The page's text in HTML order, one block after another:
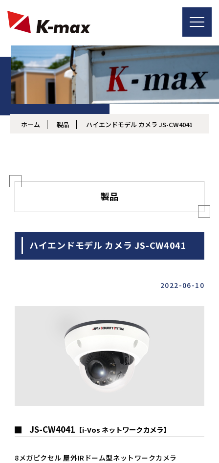
ホーム 製品 ハイエンドモデル カメラ JS-CW4041
製品
ハイエンドモデル カメラ JS-CW4041
2022-06-10
JS-CW4041 【i-Vos ネットワークカメラ】
8メガピクセル 屋外IRドーム型ネットワークカメラ